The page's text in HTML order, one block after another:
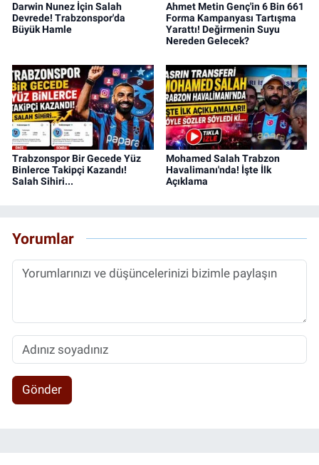
Darwin Nunez İçin Salah
Devrede! Trabzonspor'da
Büyük Hamle
Ahmet Metin Genç'in 6 Bin 661
Forma Kampanyası Tartışma
Yarattı! Değirmenin Suyu
Nereden Gelecek?
Trabzonspor Bir Gecede Yüz
Binlerce Takipçi Kazandı!
Salah Sihiri...
Mohamed Salah Trabzon
Havalimanı'nda! İşte İlk
Açıklama
Yorumlar
Gönder